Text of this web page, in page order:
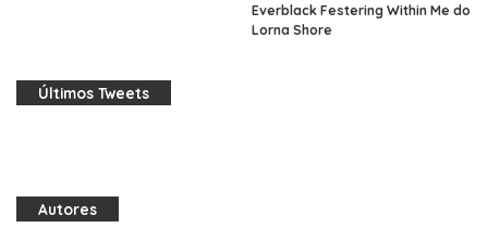
Everblack Festering Within Me do
Lorna Shore
Últimos Tweets
Autores